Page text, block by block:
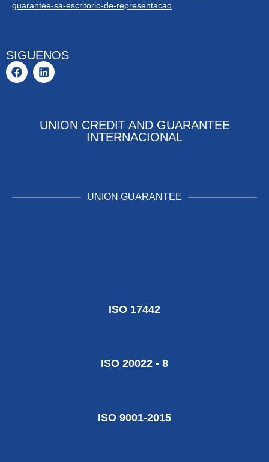
guarantee-sa-escritorio-de-representacao
SIGUENOS
UNION CREDIT AND GUARANTEE
INTERNACIONAL
UNION GUARANTEE
ISO 17442
ISO 20022 - 8
ISO 9001-2015